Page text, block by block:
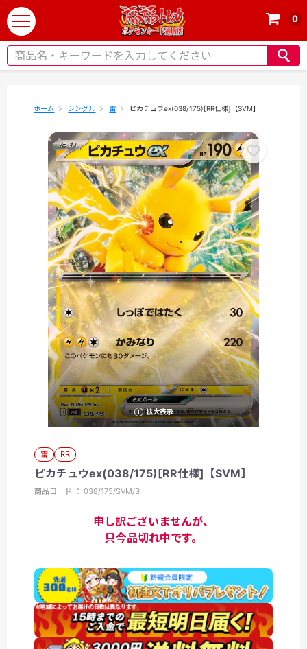
t
o
g
0
ホーム シングル 雷 ピカチュウex(038/175)[RR仕様]【SVM】
拡大表示
雷 RR
ピカチュウex(038/175)[RR仕様]【SVM】
商品コード ： 038/175/SVM/B
申し訳ございませんが、
只今品切れ中です。